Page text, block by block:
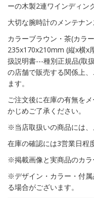
ーの木製2連ワインディン
大切な腕時計のメンテナン
カラーブラウン・茶(カラ
235x170x210mm (縦x横x
扱説明書---種別正規品(取
の店舗で販売する関係上
ます。
ご注文後に在庫の有無を
かじめご了承ください。
※当店取扱いの商品には、
在庫の確認には3営業日程
※掲載画像と実商品のカラ
※デザイン・カラー・付
る場合がございます。